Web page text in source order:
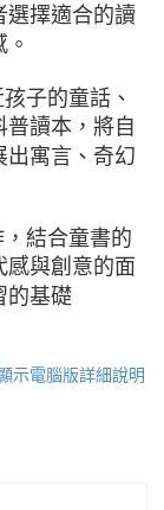
選擇適合的讀
子的童話、
普讀本，將自
出寓言、奇幻
結合童書的
感與創意的面
的基礎
示電腦版詳細說明